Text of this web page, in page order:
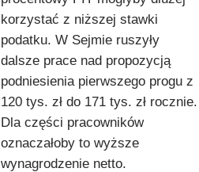
korzystać z niższej stawki
podatku. W Sejmie ruszyły
dalsze prace nad propozycją
podniesienia pierwszego progu z
120 tys. zł do 171 tys. zł rocznie.
Dla części pracowników
oznaczałoby to wyższe
wynagrodzenie netto.